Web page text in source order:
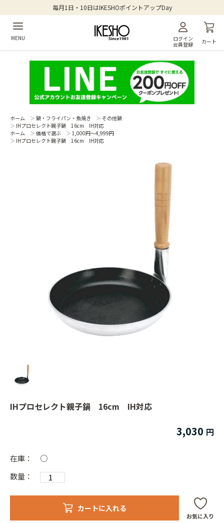
毎月1日・10日はIKESHOポイントアップDay
MENU
ログイン
会員登録
カート
ホーム ＞ 鍋・フライパン・魚焼き ＞ その他鍋
＞ IHプロセレクト親子鍋 16cm IH対応
ホーム
＞ 価格で選ぶ ＞ 1,000円～4,999円
＞ IHプロセレクト親子鍋 16cm IH対応
IHプロセレクト親子鍋 16cm IH対応
3,030
在庫：
○
数量：
カートに入れる
お気に入り